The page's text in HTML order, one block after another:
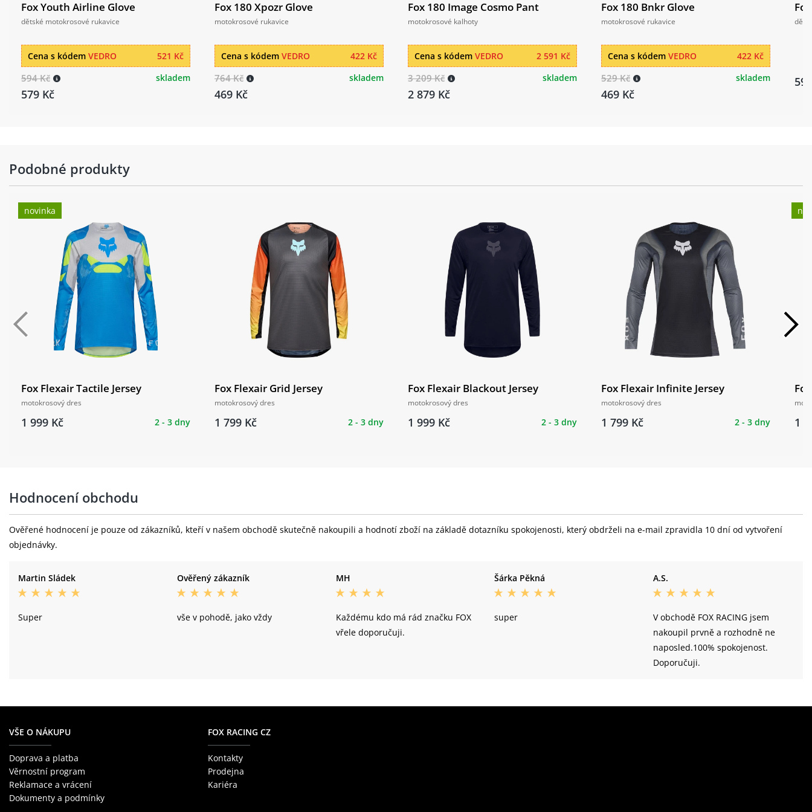
Fox Youth Airline Glove
dětské motokrosové rukavice
521 Kč
Cena s kódem VEDRO
594 Kč
579 Kč
skladem
Fox 180 Xpozr Glove
motokrosové rukavice
422 Kč
Cena s kódem VEDRO
764 Kč
469 Kč
skladem
Fox 180 Image Cosmo Pant
motokrosové kalhoty
2 591 Kč
Cena s kódem VEDRO
3 209 Kč
2 879 Kč
skladem
Fox 180 Bnkr Glove
motokrosové rukavice
422 Kč
Cena s kódem VEDRO
529 Kč
469 Kč
skladem
Podobné produkty
novinka
Fox Flexair Tactile Jersey
motokrosový dres
1 999 Kč 2 - 3 dny
Fox Flexair Grid Jersey
motokrosový dres
1 799 Kč 2 - 3 dny
Fox Flexair Blackout Jersey
motokrosový dres
1 999 Kč 2 - 3 dny
Fox Flexair Infinite Jersey
motokrosový dres
1 799 Kč 2 - 3 dny 1
Hodnocení obchodu
Ověřené hodnocení je pouze od zákazníků, kteří v našem obchodě skutečně nakoupili a hodnotí zboží na základě dotazníku spokojenosti, který obdrželi na e-mail zpravidla 10 dní od vytvoření
objednávky.
Martin Sládek
Super
Ověřený zákazník
vše v pohodě, jako vždy
MH
Každému kdo má rád značku FOX
vřele doporučuji.
Šárka Pěkná
super
A.S.
V obchodě FOX RACING jsem
nakoupil prvně a rozhodně ne
naposled.100% spokojenost.
Doporučuji.
VŠE O NÁKUPU
Doprava a platba
Věrnostní program
Reklamace a vrácení
Dokumenty a podmínky
FOX RACING CZ
Kontakty
Prodejna
Kariéra